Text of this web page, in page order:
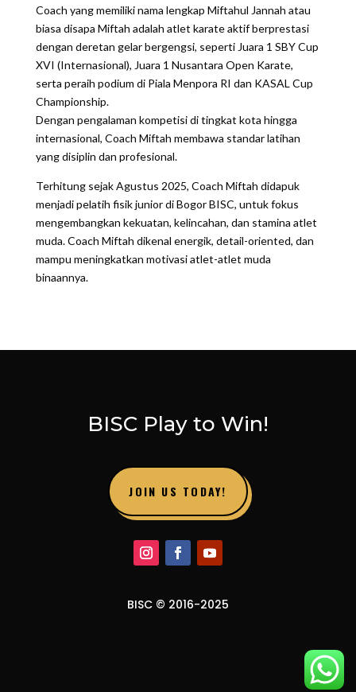
Coach yang memiliki nama lengkap Miftahul Jannah atau
biasa disapa Miftah adalah atlet karate aktif berprestasi
dengan deretan gelar bergengsi, seperti Juara 1 SBY Cup
XVI (Internasional), Juara 1 Nusantara Open Karate,
serta peraih podium di Piala Menpora RI dan KASAL Cup
Championship.
Dengan pengalaman kompetisi di tingkat kota hingga
internasional, Coach Miftah membawa standar latihan
yang disiplin dan profesional.
Terhitung sejak Agustus 2025, Coach Miftah didapuk
menjadi pelatih fisik junior di Bogor BISC, untuk fokus
mengembangkan kekuatan, kelincahan, dan stamina atlet
muda. Coach Miftah dikenal energik, detail-oriented, dan
mampu meningkatkan motivasi atlet-atlet muda
binaannya.
BISC Play to Win!
JOIN US TODAY!
BISC © 2016-2025